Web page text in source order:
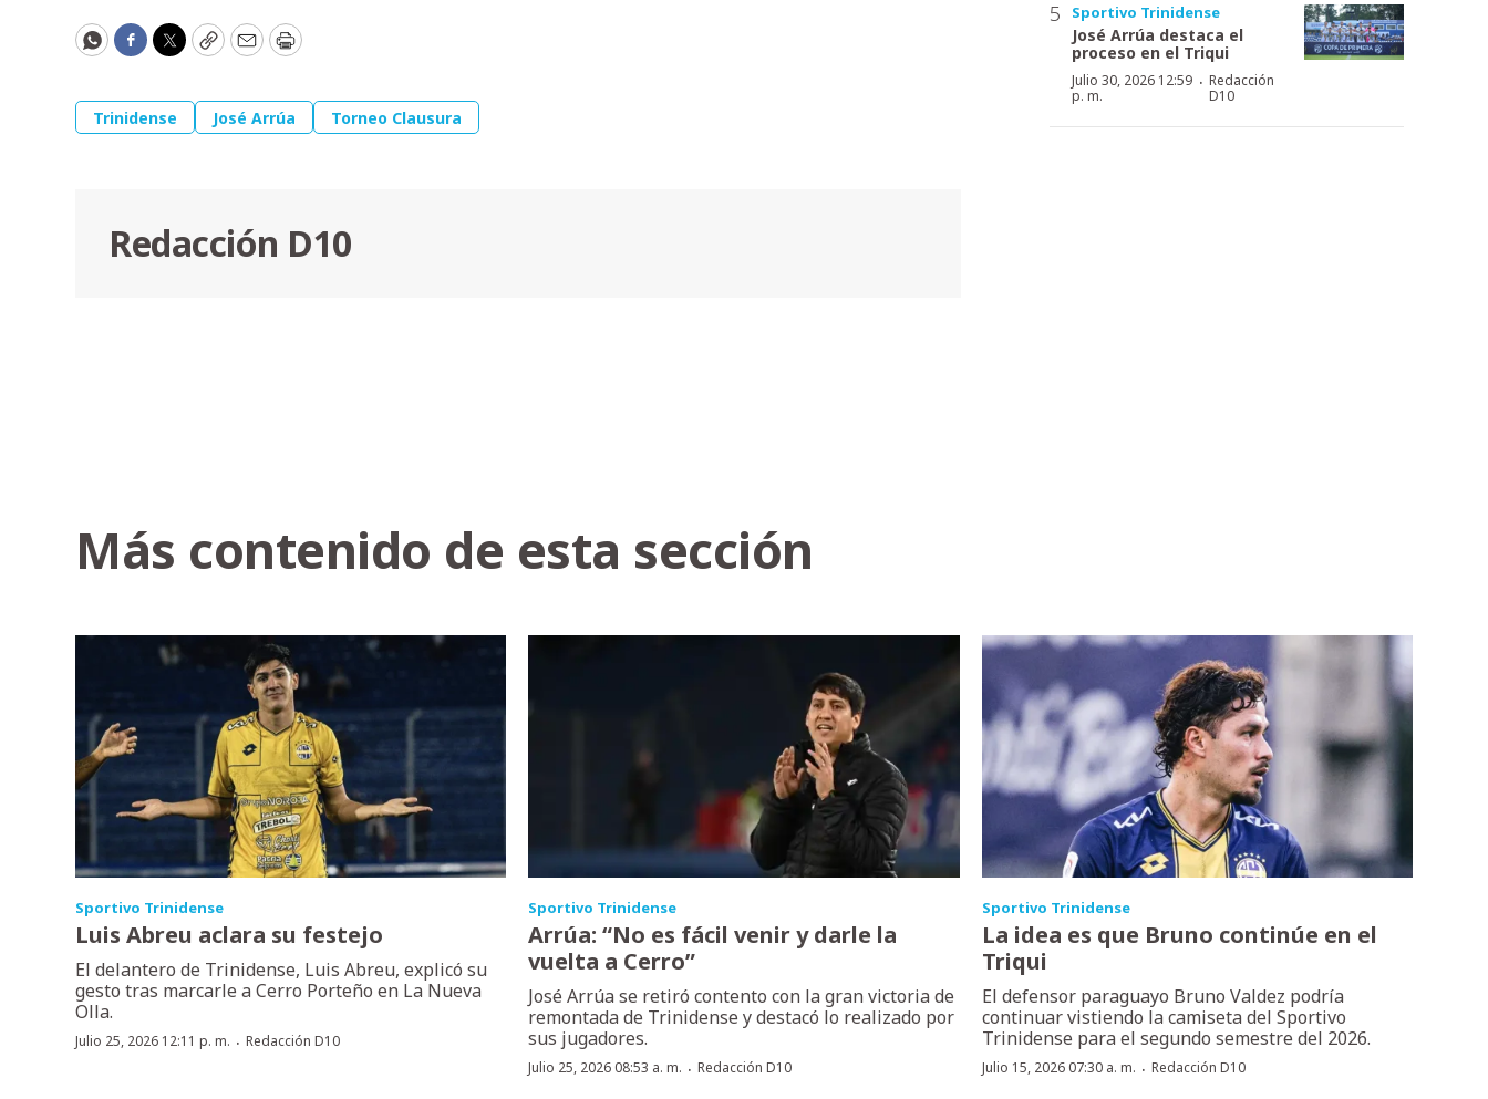
WhatsApp
Facebook
Twitter
CopyEmailPrint
Trinidense José Arrúa Torneo Clausura
Redacción D10
Sportivo Trinidense
José Arrúa destaca el
proceso en el Triqui
Julio 30, 2026 12:59
p. m.
· Redacción
D10
Más contenido de esta sección
Sportivo Trinidense
Luis Abreu aclara su festejo
El delantero de Trinidense, Luis Abreu, explicó su
gesto tras marcarle a Cerro Porteño en La Nueva
Olla.
Julio 25, 2026 12:11 p. m. · Redacción D10
Sportivo Trinidense
Arrúa: “No es fácil venir y darle la
vuelta a Cerro”
José Arrúa se retiró contento con la gran victoria de
remontada de Trinidense y destacó lo realizado por
sus jugadores.
Julio 25, 2026 08:53 a. m. ·Redacción D10
Sportivo Trinidense
La idea es que Bruno continúe en el
Triqui
El defensor paraguayo Bruno Valdez podría
continuar vistiendo la camiseta del Sportivo
Trinidense para el segundo semestre del 2026.
Julio 15, 2026 07:30 a. m. · Redacción D10